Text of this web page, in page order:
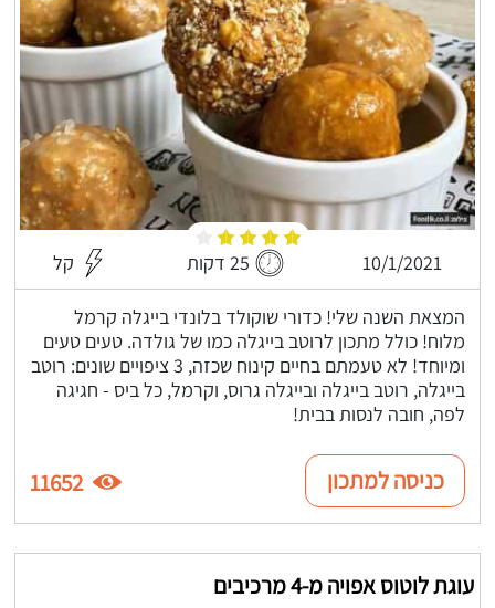
10/1/2021 25 דקות קל
המצאת השנה שלי! כדורי שוקולד בלונדי בייגלה קרמל
מלוח! כולל מתכון לרוטב בייגלה כמו של גולדה. טעים טעים
ומיוחד! לא טעמתם בחיים קינוח שכזה, 3 ציפויים שונים: רוטב
בייגלה, רוטב בייגלה ובייגלה גרוס, וקרמל, כל ביס - חגיגה
לפה, חובה לנסות בבית!
כניסה למתכון 11652
עוגת לוטוס אפויה מ-4 מרכיבים